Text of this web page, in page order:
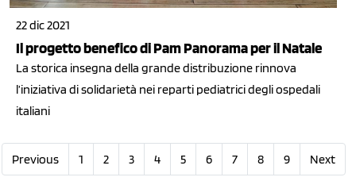
22 dic 2021
Il progetto benefico di Pam Panorama per il Natale
La storica insegna della grande distribuzione rinnova
l’iniziativa di solidarietà nei reparti pediatrici degli ospedali
italiani
Previous 1 2 3 4 5 6 7 8 9 Next